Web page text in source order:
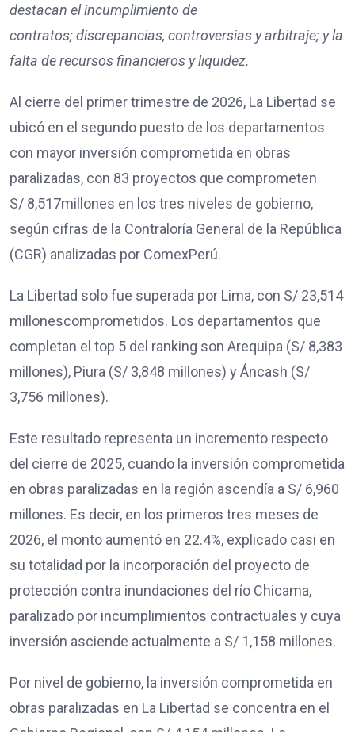
destacan el incumplimiento de
contratos;discrepancias, controversias y arbitraje; yla
falta de recursos financieros y liquidez.
Al cierre del primer trimestre de 2026, La Libertad se
ubicó en el segundo puesto de los departamentos
con mayor inversión comprometida en obras
paralizadas, con 83 proyectos que comprometen
S/ 8,517millones en los tres niveles de gobierno,
según cifras de la Contraloría General de la República
(CGR) analizadas por ComexPerú.
La Libertad solo fue superada por Lima, con S/ 23,514
millonescomprometidos. Los departamentos que
completan el top 5 del ranking son Arequipa (S/ 8,383
millones), Piura (S/ 3,848 millones) y Áncash (S/
3,756 millones).
Este resultado representa un incremento respecto
del cierre de 2025, cuando la inversión comprometida
en obras paralizadas en la región ascendía a S/ 6,960
millones. Es decir, en los primeros tres meses de
2026, el monto aumentó en 22.4%, explicado casi en
su totalidad por la incorporación del proyecto de
protección contra inundaciones del río Chicama,
paralizado por incumplimientos contractuales y cuya
inversión asciende actualmente a S/ 1,158 millones.
Por nivel de gobierno, la inversión comprometida en
obras paralizadas en La Libertad se concentra en el